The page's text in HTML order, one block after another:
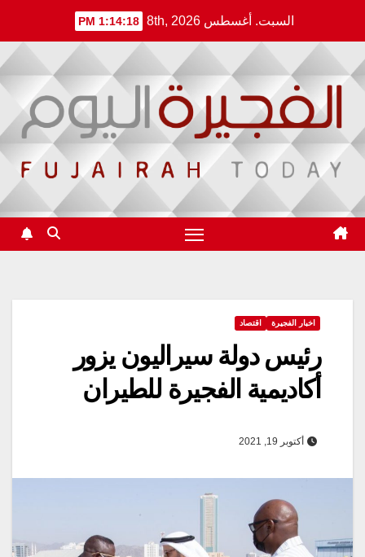
content
السبت. أغسطس 8th, 2026 1:14:18 PM
اخبار الفجيرة اقتصاد
رئيس دولة سيراليون يزور
أكاديمية الفجيرة للطيران
أكتوبر 19, 2021